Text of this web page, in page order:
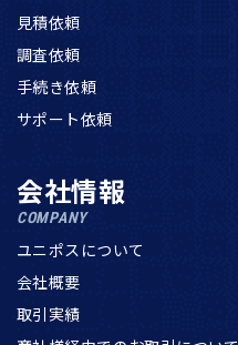
見積依頼
調査依頼
手続き依頼
サポート依頼
会社情報
COMPANY
ユニポスについて
会社概要
取引実績